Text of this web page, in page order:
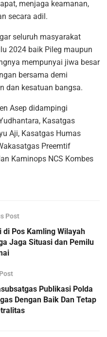
menjaga keamanan,
secara adil.
seluruh masyarakat
2024 baik Pileg maupun
mempunyai jiwa besar
bersama demi
dan kesatuan bangsa.
Asep didampingi
Kasatgas
Aji, Kasatgas Humas
Preemtif
Kaminops NCS Kombes
Post
Pos Kamling Wilayah
Jaga Situasi dan Pemilu
Publikasi Polda
Dengan Baik Dan Tetap